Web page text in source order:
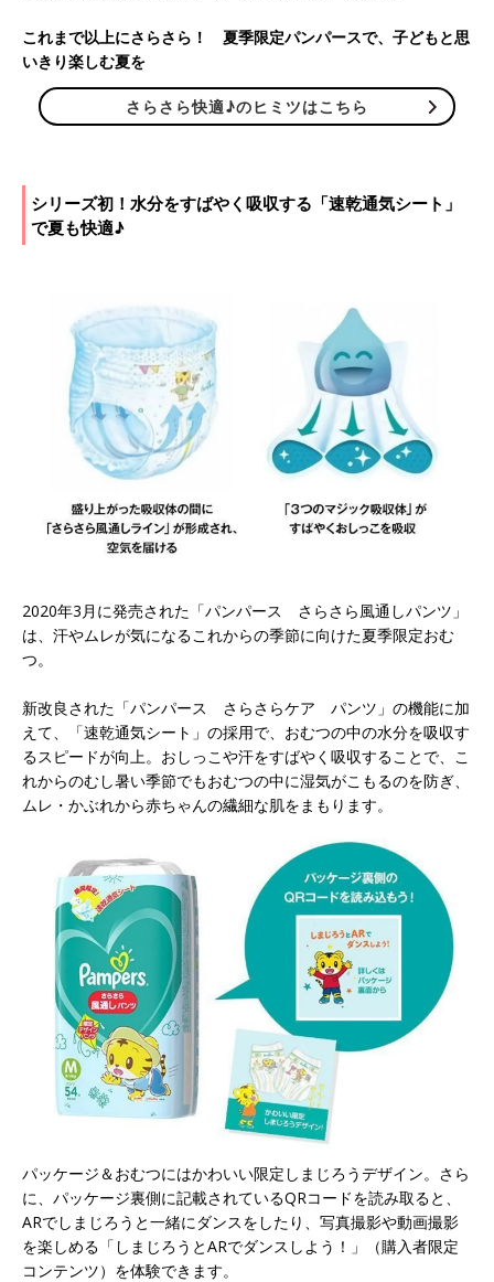
これまで以上にさらさら！ 夏季限定パンパースで、子どもと思
いきり楽しむ夏を
さらさら快適♪のヒミツはこちら
シリーズ初！水分をすばやく吸収する「速乾通気シート」
で夏も快適♪
2020年3月に発売された「パンパース さらさら風通しパンツ」
は、汗やムレが気になるこれからの季節に向けた夏季限定おむ
つ。
新改良された「パンパース さらさらケア パンツ」の機能に加
えて、「速乾通気シート」の採用で、おむつの中の水分を吸収す
るスピードが向上。おしっこや汗をすばやく吸収することで、こ
れからのむし暑い季節でもおむつの中に湿気がこもるのを防ぎ、
ムレ・かぶれから赤ちゃんの繊細な肌をまもります。
パッケージ＆おむつにはかわいい限定しまじろうデザイン。さら
に、パッケージ裏側に記載されているQRコードを読み取ると、
ARでしまじろうと一緒にダンスをしたり、写真撮影や動画撮影
を楽しめる「しまじろうとARでダンスしよう！」（購入者限定
コンテンツ）を体験できます。